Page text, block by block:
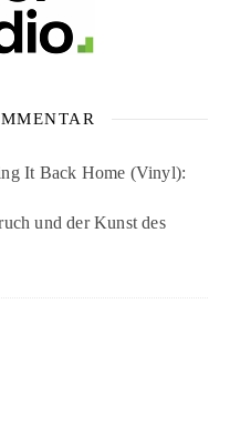
It Back Home (Vinyl):
und der Kunst des